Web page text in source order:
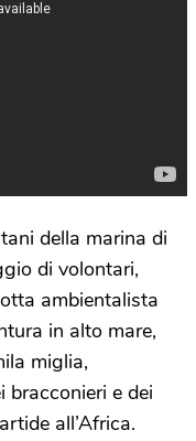
della marina di
di volontari,
ambientalista
in alto mare,
miglia,
bracconieri e dei
all’Africa.